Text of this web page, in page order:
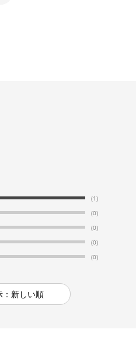
(1)
(0)
(0)
(0)
(0)
：新しい順